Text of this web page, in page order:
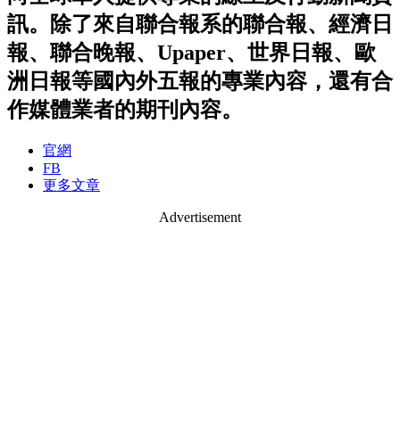
訊。除了來自聯合報系的聯合報、經濟日
報、聯合晚報、Upaper、世界日報、歐
洲日報等國內外五報的專業內容，還有合
作媒體業者的期刊內容。
官網
FB
更多文章
Advertisement